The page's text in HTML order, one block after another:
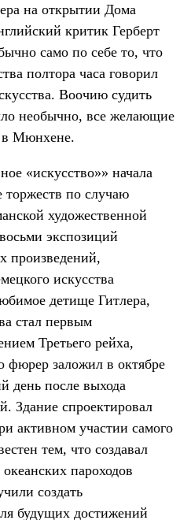
на открытии Дома
критик Герберт
само по себе то, что
полтора часа говорил
Воочию судить
необычно, все желающие
в Мюнхене.
«искусство»» начала
торжеств по случаю
художественной
экспозиций
произведений,
искусства
детище Гитлера,
стал первым
Третьего рейха,
фюрер заложил в октябре
день после выхода
Здание спроектировал
активном участии самого
тем, что создавал
пароходов
создать
будущих достижений